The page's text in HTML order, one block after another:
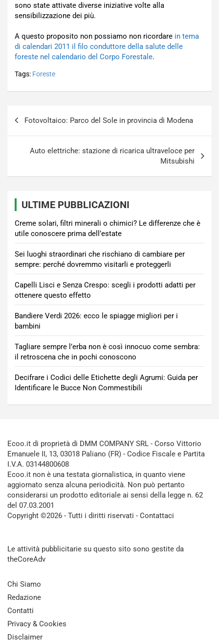
sono state attivate diverse iniziative volte alla
sensibilizzazione dei più.
A questo proposito non possiamo non ricordare in tema
di calendari 2011 il filo conduttore della salute delle
foreste nel calendario del Corpo Forestale.
Tags: Foreste
Fotovoltaico: Parco del Sole in provincia di Modena
Auto elettriche: stazione di ricarica ultraveloce per
Mitsubishi
ULTIME PUBBLICAZIONI
Creme solari, filtri minerali o chimici? Le differenze che è
utile conoscere prima dell’estate
Sei luoghi straordinari che rischiano di cambiare per
sempre: perché dovremmo visitarli e proteggerli
Capelli Lisci e Senza Crespo: scegli i prodotti adatti per
ottenere questo effetto
Bandiere Verdi 2026: ecco le spiagge migliori per i
bambini
Tagliare sempre l’erba non è così innocuo come sembra:
il retroscena che in pochi conoscono
Decifrare i Codici delle Etichette degli Agrumi: Guida per
Identificare le Bucce Non Commestibili
Ecoo.it di proprietà di DMM COMPANY SRL - Corso Vittorio
Emanuele II, 13, 03018 Paliano (FR) - Codice Fiscale e Partita
I.V.A. 03144800608
Ecoo.it non è una testata giornalistica, in quanto viene
aggiornato senza alcuna periodicità. Non può pertanto
considerarsi un prodotto editoriale ai sensi della legge n. 62
del 07.03.2001
Copyright ©2026 - Tutti i diritti riservati - Contattaci
Le attività pubblicitarie su questo sito sono gestite da
theCoreAdv
Chi Siamo
Redazione
Contatti
Privacy & Cookies
Disclaimer